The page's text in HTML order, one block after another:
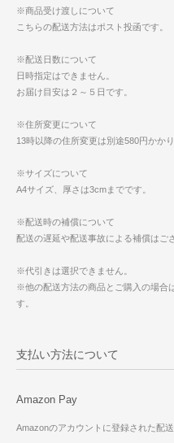
※商品受け渡しについて
こちらの配送方法はポスト投函です。
※配送日数について
日時指定はできません。
お届け目安は２～５日です。
※住所変更について
13時以降の住所変更は別途580円かかり
※サイズについて
A4サイズ、厚さは3cmまでです。
※配送時の補償について
配送の遅延や配送事故による補償はご
※代引きは選択できません。
※他の配送方法の商品とご購入の場合
す。
支払い方法について
Amazon Pay
Amazonのアカウントに登録された配